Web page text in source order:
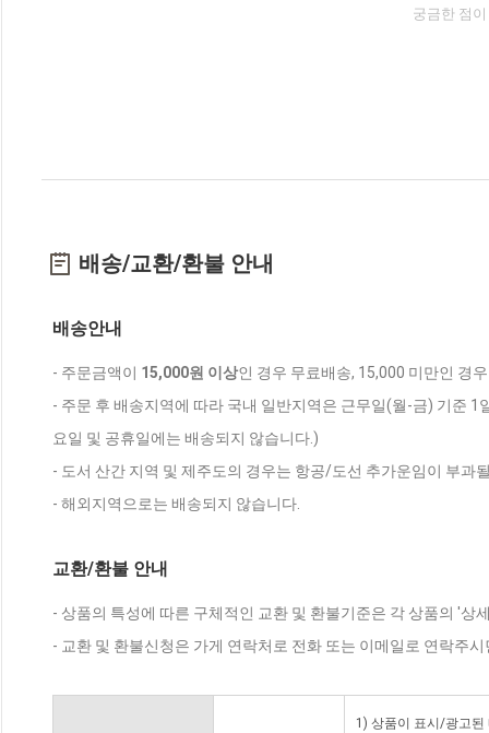
궁금한 점
배송/교환/환불 안내
배송안내
- 주문금액이 15,000원 이상인 경우 무료배송, 15,000 미만인 경
- 주문 후 배송지역에 따라 국내 일반지역은 근무일(월-금) 기준
요일 및 공휴일에는 배송되지 않습니다.)
- 도서 산간 지역 및 제주도의 경우는 항공/도선 추가운임이 부과
- 해외지역으로는 배송되지 않습니다.
교환/환불 안내
- 상품의 특성에 따른 구체적인 교환 및 환불기준은 각 상품의 '상
- 교환 및 환불신청은 가게 연락처로 전화 또는 이메일로 연락주
1) 상품이 표시/광고된